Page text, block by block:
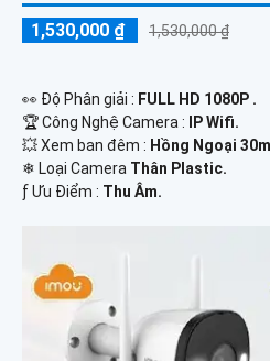
1,530,000 ₫ 1,530,000 ₫
️👀 Độ Phân giải : FULL HD 1080P .
🏆 Công Nghệ Camera :
IP Wifi.
💥 Xem ban đêm : Hồng Ngoại
❄ Loại Camera Thân Plastic.
️ƒ Ưu Điểm : Thu Âm.